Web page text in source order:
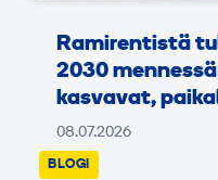
Ramirentistä
2030
kasvavat,
08.07.2026
BLOGI